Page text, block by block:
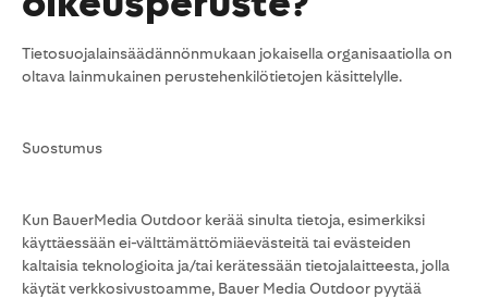
Tietosuojalainsäädännönmukaan jokaisella organisaatiolla on
oltava lainmukainen perustehenkilötietojen käsittelylle.
Suostumus
Kun BauerMedia Outdoor kerää sinulta tietoja, esimerkiksi
käyttäessään ei-välttämättömiäevästeitä tai evästeiden
kaltaisia teknologioita ja/tai kerätessään tietojalaitteesta, jolla
käytät verkkosivustoamme, Bauer Media Outdoor pyytää